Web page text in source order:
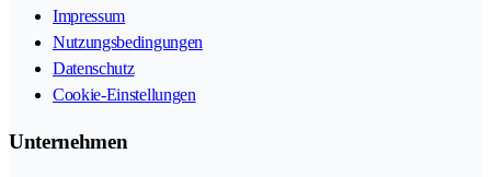
Impressum
Nutzungsbedingungen
Datenschutz
Cookie-Einstellungen
Unternehmen